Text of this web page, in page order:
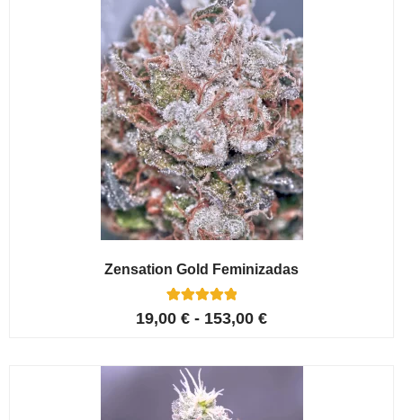
Zensation Gold Feminizadas
Valorado con
5.00
6
valoracione
s de
clientes
19,00 € - 153,00 €